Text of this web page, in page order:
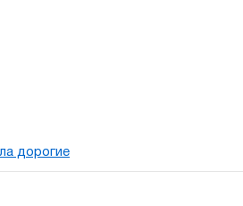
дорогие